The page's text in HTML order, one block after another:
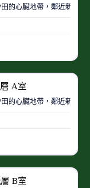
的心臟地帶，鄰近新城
A室
的心臟地帶，鄰近新城
B室